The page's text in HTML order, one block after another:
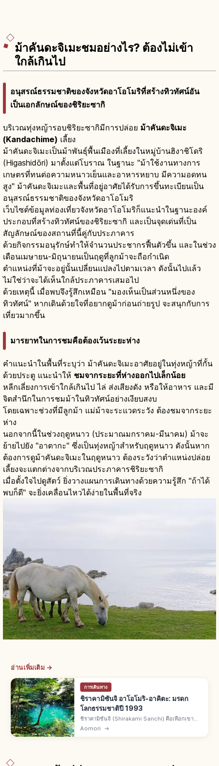
ม้าคันดะจิเมะชมอย่างไร? ต้องไม่เข้า
ใกล้เกินไป
อนุสรณ์ธรรมชาติของจังหวัดอาโอโมริที่สร้างทิวทัศน์อัน
เป็นเอกลักษณ์ของชิริยะซากิ
บริเวณทุ่งหญ้ารอบชิริยะซากิมีการปล่อย ม้าคันดะจิเมะ
(Kandachime) เลี้ยง
ม้าคันดะจิเมะเป็นม้าพันธุ์พื้นเมืองที่เลี้ยงในหมู่บ้านฮิงาชิโดริ
(Higashidōri) มาตั้งแต่โบราณ ในฐานะ "ม้าใช้งานทางการ
เกษตรที่ทนต่อความหนาวเย็นและอาหารหยาบ มีความอดทน
สูง" ม้าคันดะจิเมะและพื้นที่อยู่อาศัยได้รับการขึ้นทะเบียนเป็น
อนุสรณ์ธรรมชาติของจังหวัดอาโอโมริ
เว็บไซต์ข้อมูลท่องเที่ยวจังหวัดอาโอโมริก็แนะนำในฐานะองค์
ประกอบที่สร้างทิวทัศน์ของชิริยะซากิ และเป็นจุดเด่นที่เป็น
สัญลักษณ์ของสถานที่นี้คู่กับประภาคาร
ด้วยกิจกรรมอนุรักษ์ทำให้จำนวนประชากรฟื้นตัวขึ้น และในช่วง
เดือนเมษายน-มิถุนายนเป็นฤดูที่ลูกม้าจะถือกำเนิด
ตำแหน่งที่ม้าจะอยู่นั้นเปลี่ยนแปลงไปตามเวลา ดังนั้นไปแล้ว
ไม่ใช่ว่าจะได้เห็นใกล้ประภาคารเสมอไป
ด้วยเหตุนี้ เมื่อพบจึงรู้สึกเหมือน "มองเห็นเป็นส่วนหนึ่งของ
ทิวทัศน์" หากเดินด้วยใจที่อยากดูม้าก่อนถ่ายรูป จะสนุกกับการ
เที่ยวมากขึ้น
มารยาทในการชมคือต้องเว้นระยะห่าง
คำแนะนำในพื้นที่ระบุว่า ม้าคันดะจิเมะอาศัยอยู่ในทุ่งหญ้าที่กั้น
ด้วยประตู แนะนำให้ ชมจากระยะที่ห่างออกไปเล็กน้อย
หลีกเลี่ยงการเข้าใกล้เกินไป ไล่ ส่งเสียงดัง หรือให้อาหาร และมี
จิตสำนึกในการชมม้าในทิวทัศน์อย่างเงียบสงบ
โดยเฉพาะช่วงที่มีลูกม้า แม่ม้าจะระแวดระวัง ต้องชมจากระยะ
ห่าง
นอกจากนี้ในช่วงฤดูหนาว (ประมาณมกราคม-มีนาคม) ม้าจะ
ย้ายไปยัง "อาตากะ" ซึ่งเป็นทุ่งหญ้าสำหรับฤดูหนาว ดังนั้นหาก
ต้องการดูม้าคันดะจิเมะในฤดูหนาว ต้องระวังว่าตำแหน่งปล่อย
เลี้ยงจะแตกต่างจากบริเวณประภาคารชิริยะซากิ
เมื่อตั้งใจไปดูสัตว์ ยิ่งวางแผนการเดินทางด้วยความรู้สึก "ถ้าได้
พบก็ดี" จะยิ่งเคลื่อนไหวได้ง่ายในพื้นที่จริง
อ่านเพิ่มเติม →
การเดินทาง
ชิราคามิซันจิ อาโอโมริ-อาคิตะ: มรดก
โลกธรรมชาติปี 1993
ชิราคามิซันจิ (Shirakami Sanchi) คือเทือกเขา
คร่อม จ.อาโอโมริ-อาคิตะ มรดกโลกธรรมชาติยูเนส
Aomori →